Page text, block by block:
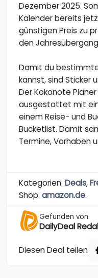
Dezember 2025.
Kalender bereits
günstigen Preis zu
den
Damit du
kannst, sind Sticker
Der Kokonote
ausgestattet mit
einem Reise- und
Bucketlist. Damit
Termine, Vorhaben
Kategorien: Deals,
Shop: amazon.de.
Gefunden von
DailyDeal
Diesen Deal teilen